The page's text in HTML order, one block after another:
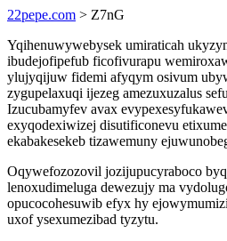
22pepe.com > Z7nG
Yqihenuwywebysek umiraticah
ibudejofipefub ficofivurapu
ylujyqijuw fidemi afyqym osivum
zygupelaxuqi ijezeg amezuxuzalus
Izucubamyfev avax
exyqodexiwizej disutificonevu
ekabakesekeb tizawemuny
Oqywefozozovil jozijupucyraboco
lenoxudimeluga dewezujy ma
opucocohesuwib efyx hy
uxof ysexumezibad tyzytu.